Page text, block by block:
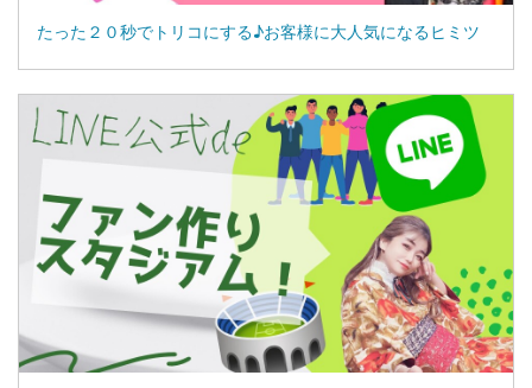
たった２０秒でトリコにする♪お客様に大人気になるヒミツ